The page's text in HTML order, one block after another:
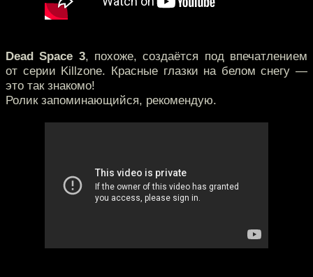
Dead Space 3, похоже, создаётся под впечатлением
от серии Killzone. Красные глазки на белом снегу —
это так знакомо!
Ролик запоминающийся, рекомендую.